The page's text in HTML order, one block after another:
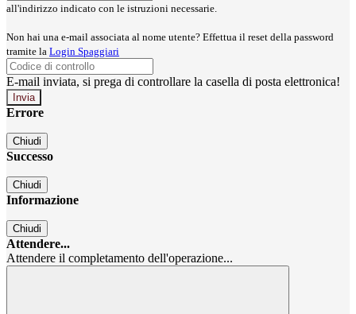
all'indirizzo indicato con le istruzioni necessarie.
Non hai una e-mail associata al nome utente? Effettua il reset della password
tramite la Login Spaggiari
E-mail inviata, si prega di controllare la casella di posta elettronica!
Errore
Chiudi
Successo
Chiudi
Informazione
Chiudi
Attendere...
Attendere il completamento dell'operazione...